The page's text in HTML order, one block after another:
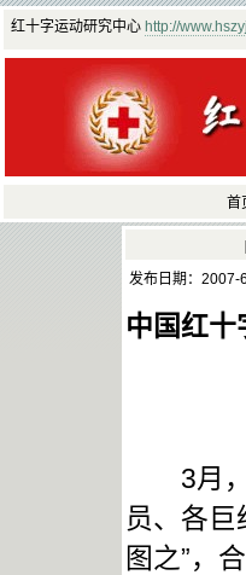
红十字运动研究中心 http://
首
发布日期：2007-
中国红十
3月，
员、各巨
图之”，